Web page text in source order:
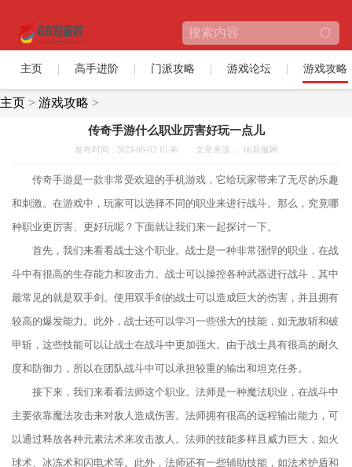
主页 高手进阶 门派攻略 游戏论坛 游戏攻略
主页 > 游戏攻略 >
传奇手游什么职业厉害好玩一点儿
发布时间 : 2023-08-02 10:46 文章来源 ： 66新服网
传奇手游是一款非常受欢迎的手机游戏，它给玩家带来了无尽的乐趣
和刺激。在游戏中，玩家可以选择不同的职业来进行战斗。那么，究竟哪
种职业更厉害、更好玩呢？下面就让我们来一起探讨一下。
首先，我们来看看战士这个职业。战士是一种非常强悍的职业，在战
斗中有很高的生存能力和攻击力。战士可以操控各种武器进行战斗，其中
最常见的就是双手剑。使用双手剑的战士可以造成巨大的伤害，并且拥有
较高的爆发能力。此外，战士还可以学习一些强大的技能，如无敌斩和破
甲斩，这些技能可以让战士在战斗中更加强大。由于战士具有很高的耐久
度和防御力，所以在团队战斗中可以承担较重的输出和坦克任务。
接下来，我们来看看法师这个职业。法师是一种魔法职业，在战斗中
主要依靠魔法攻击来对敌人造成伤害。法师拥有很高的远程输出能力，可
以通过释放各种元素法术来攻击敌人。法师的技能多样且威力巨大，如火
球术、冰冻术和闪电术等。此外，法师还有一些辅助技能，如法术护盾和